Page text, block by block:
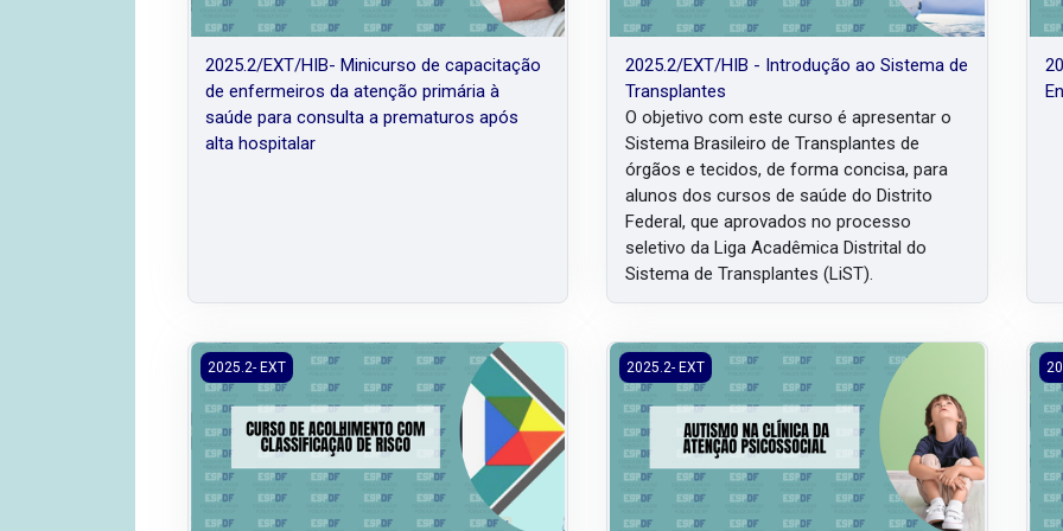
2025.2/EXT/HIB- Minicurso de capacitação
de enfermeiros da atenção primária à
saúde para consulta a prematuros após
alta hospitalar
2025.2/EXT/HIB - Introdução ao Sistema de
Transplantes
O objetivo com este curso é apresentar o
Sistema Brasileiro de Transplantes de
órgãos e tecidos, de forma concisa, para
alunos dos cursos de saúde do Distrito
Federal, que aprovados no processo
seletivo da Liga Acadêmica Distrital do
Sistema de Transplantes (LiST).
2025.2/EXT/EAD - Curso de Acolhimento com Classificação de Risco
2025.2- EXT 2025.2/EXT/EAD- Autismo na Clínica da Atenção
2025.2- EXT